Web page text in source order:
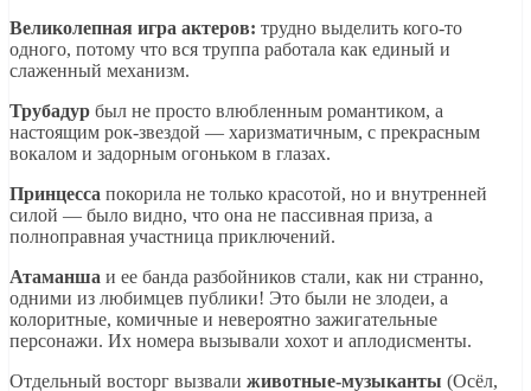
Великолепная игра актеров: трудно выделить кого-то
одного, потому что вся труппа работала как единый и
слаженный механизм.
Трубадур был не просто влюбленным романтиком, а
настоящим рок-звездой — харизматичным, с прекрасным
вокалом и задорным огоньком в глазах.
Принцесса покорила не только красотой, но и внутренней
силой — было видно, что она не пассивная приза, а
полноправная участница приключений.
Атаманша и ее банда разбойников стали, как ни странно,
одними из любимцев публики! Это были не злодеи, а
колоритные, комичные и невероятно зажигательные
персонажи. Их номера вызывали хохот и аплодисменты.
Отдельный восторг вызвали животные-музыканты (Осёл,